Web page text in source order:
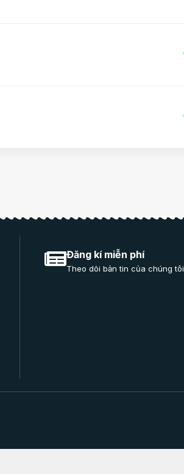
Đăng kí miễn phí
Theo dõi bản tin của chúng tôi